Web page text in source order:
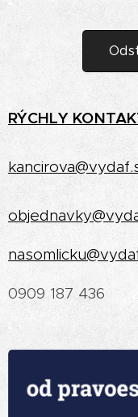
RÝCHLY
0909 187 436